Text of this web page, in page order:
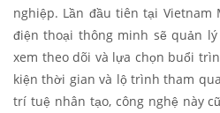
nghiệp. Lần đầu tiên tại Vietnam
điện thoại thông minh sẽ quản
xem theo dõi và lựa chọn buổi
kiện thời gian và lộ trình tham
trí tuệ nhân tạo, công nghệ này